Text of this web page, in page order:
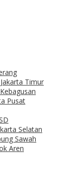
Timur
Pusat
Selatan
Sawah
Aren